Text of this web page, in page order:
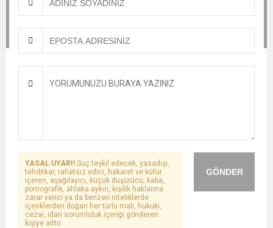
GÖNDER
YASAL UYARI! Suç teşkil edecek, yasadışı,
tehditkar, rahatsız edici, hakaret ve küfür
içeren, aşağılayıcı, küçük düşürücü, kaba,
pornografik, ahlaka aykırı, kişilik haklarına
zarar verici ya da benzeri niteliklerde
içeriklerden doğan her türlü mali, hukuki,
cezai, idari sorumluluk içeriği gönderen
kişiye aittir.